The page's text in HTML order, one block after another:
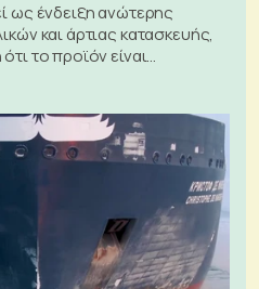
ως ένδειξη ανώτερης
και άρτιας κατασκευής,
το προϊόν είναι